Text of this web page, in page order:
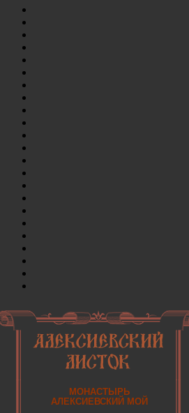
МОНАСТЫРЬ
АЛЕКСИЕВСКИЙ МОЙ